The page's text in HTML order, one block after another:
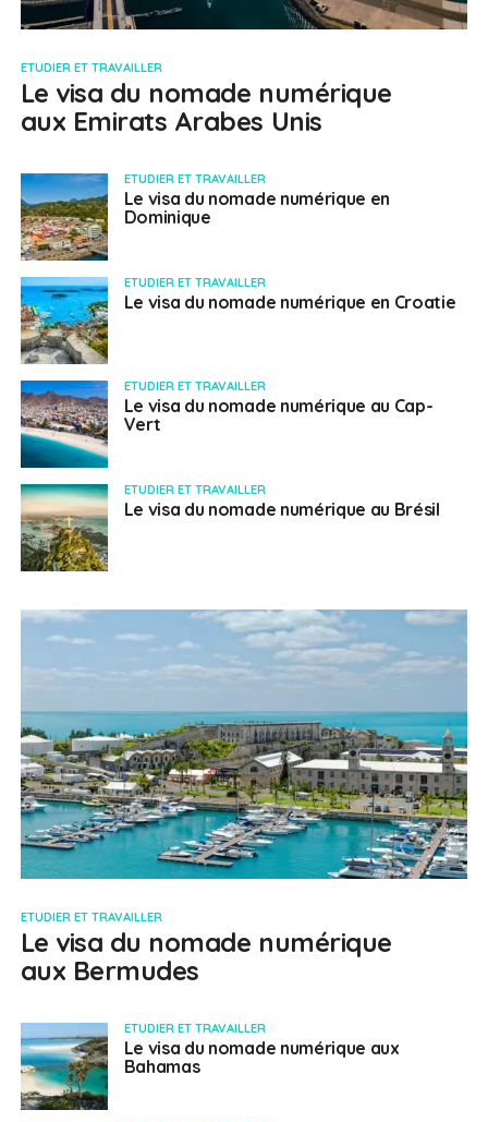
ETUDIER ET TRAVAILLER
Le visa du nomade numérique
aux Emirats Arabes Unis
ETUDIER ET TRAVAILLER
Le visa du nomade numérique en
Dominique
ETUDIER ET TRAVAILLER
Le visa du nomade numérique en Croatie
ETUDIER ET TRAVAILLER
Le visa du nomade numérique au Cap-
Vert
ETUDIER ET TRAVAILLER
Le visa du nomade numérique au Brésil
ETUDIER ET TRAVAILLER
Le visa du nomade numérique
aux Bermudes
ETUDIER ET TRAVAILLER
Le visa du nomade numérique aux
Bahamas